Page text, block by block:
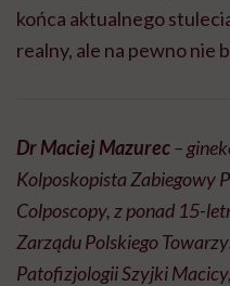
końca aktualnego
realny, ale na pewno nie
Dr Maciej Mazurec–
Kolposkopista Zabiegowy
Colposcopy, z ponad 15-
Zarządu Polskiego
Patofizjologii Szyjki